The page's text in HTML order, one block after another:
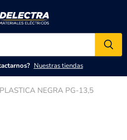
Nuestras tiendas
NEGRA PG-13,5